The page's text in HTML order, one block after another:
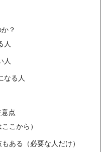
？
人
人
なる人
点
こから）
ある（必要な人だけ）